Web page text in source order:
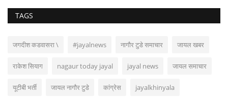
TAGS
जगदीश कडवासरा \ #jayalnews नागौर टुडे समाचार जायल खबर
राकेश सियाग nagaur today jayal jayal news जायल समाचार
यूटीबी भर्ती जायल नागौर टुडे कांग्रेस jayalkhinyala